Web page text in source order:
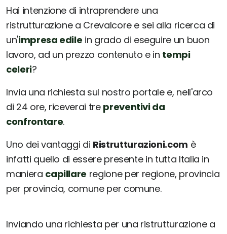
Hai intenzione di intraprendere una
ristrutturazione a Crevalcore e sei alla ricerca di
un'impresa edile in grado di eseguire un buon
lavoro, ad un prezzo contenuto e in tempi
celeri?
Invia una richiesta sul nostro portale e, nell'arco
di 24 ore, riceverai tre preventivi da
confrontare.
Uno dei vantaggi di Ristrutturazioni.com è
infatti quello di essere presente in tutta Italia in
maniera capillare regione per regione, provincia
per provincia, comune per comune.
Inviando una richiesta per una ristrutturazione a